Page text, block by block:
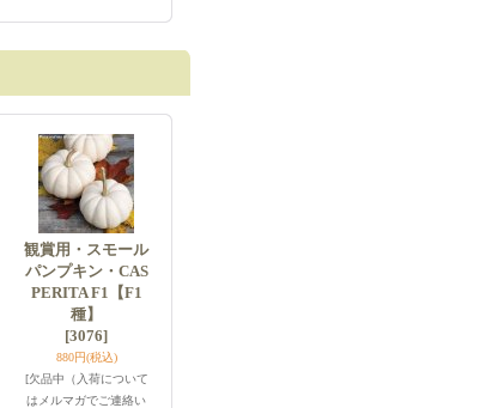
観賞用・スモール
パンプキン・CAS
PERITA F1【F1
種】
[3076]
880円(税込)
[欠品中（入荷について
はメルマガでご連絡い